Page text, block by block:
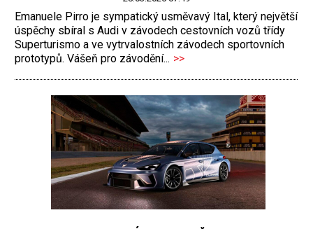
Emanuele Pirro je sympatický usměvavý Ital, který největší
úspěchy sbíral s Audi v závodech cestovních vozů třídy
Superturismo a ve vytrvalostních závodech sportovních
prototypů. Vášeň pro závodění... >>